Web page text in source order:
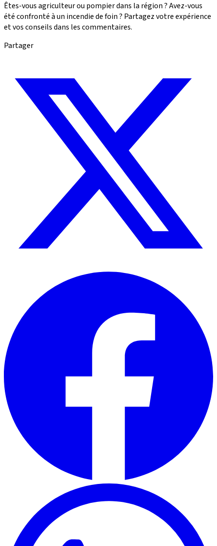
Êtes-vous agriculteur ou pompier dans la région ? Avez-vous
été confronté à un incendie de foin ? Partagez votre expérience
et vos conseils dans les commentaires.
Partager